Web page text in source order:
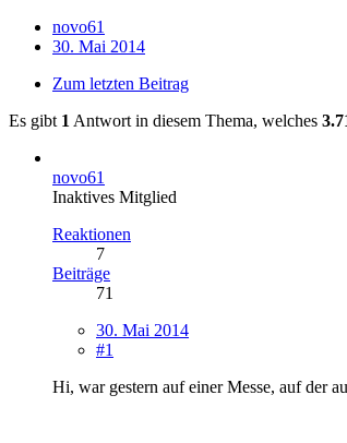
novo61
30. Mai 2014
Zum letzten Beitrag
Es gibt 1 Antwort in diesem Thema, welches
novo61
Inaktives Mitglied
Reaktionen
7
Beiträge
71
30. Mai 2014
#1
Hi, war gestern auf einer Messe, auf der